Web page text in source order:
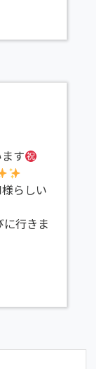
す
らしい
行きま